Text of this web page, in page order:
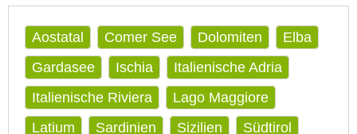
Aostatal Comer See Dolomiten
Elba
Gardasee
Ischia
Italienische Adria
Italienische Riviera
Lago Maggiore
Latium
Sardinien Sizilien
Südtirol